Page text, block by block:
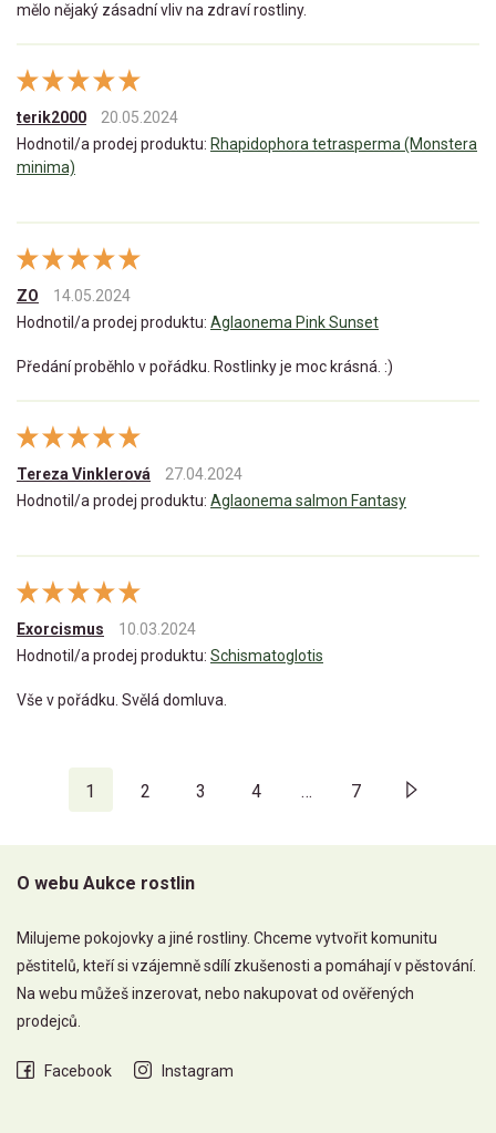
mělo nějaký zásadní vliv na zdraví rostliny.
terik2000
20.05.2024
Hodnotil/a prodej produktu: Rhapidophora tetrasperma (Monstera
minima)
ZO
14.05.2024
Hodnotil/a prodej produktu: Aglaonema Pink Sunset
Předání proběhlo v pořádku. Rostlinky je moc krásná. :)
Tereza Vinklerová
27.04.2024
Hodnotil/a prodej produktu: Aglaonema salmon Fantasy
Exorcismus
10.03.2024
Hodnotil/a prodej produktu: Schismatoglotis
Vše v pořádku. Svělá domluva.
1 2 3 4 … 7
O webu Aukce rostlin
Milujeme pokojovky a jiné rostliny. Chceme vytvořit komunitu
pěstitelů, kteří si vzájemně sdílí zkušenosti a pomáhají v pěstování.
Na webu můžeš inzerovat, nebo nakupovat od ověřených
prodejců.
Facebook Instagram